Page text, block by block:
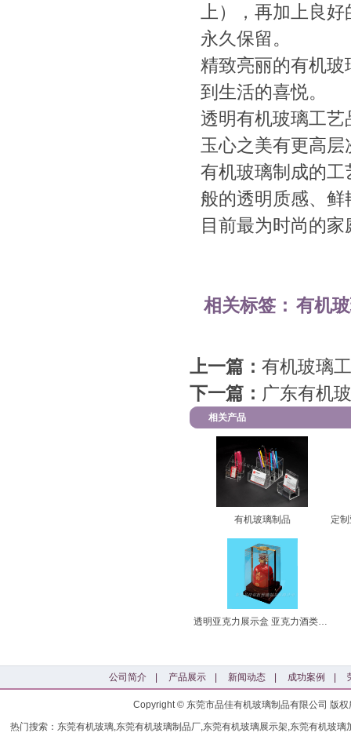
上），再加上良
永久保留。
精致亮丽的有机
到生活的喜悦。
透明有机玻璃工
玉心之美有更高层
有机玻璃制成的
般的透明质感、
目前最为时尚的家
相关标签： 有机
上一篇： 有机玻璃
下一篇： 广东有机
相关产品
有机玻璃制品
透明亚克力展示盒 亚克力酒类展示
公司简介 产品展示 新闻动态 成功案例
Copyright © 东莞市品佳有机玻璃制品有限公司 版
热门搜索：东莞有机玻璃,东莞有机玻璃制品厂,东莞有机玻璃展示架,东莞有机玻